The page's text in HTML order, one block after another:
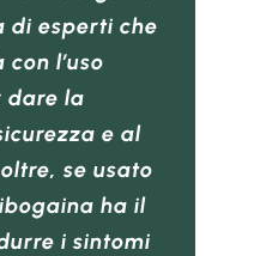
di esperti che
l’uso
dare la
e al
se usato
ha il
i sintomi